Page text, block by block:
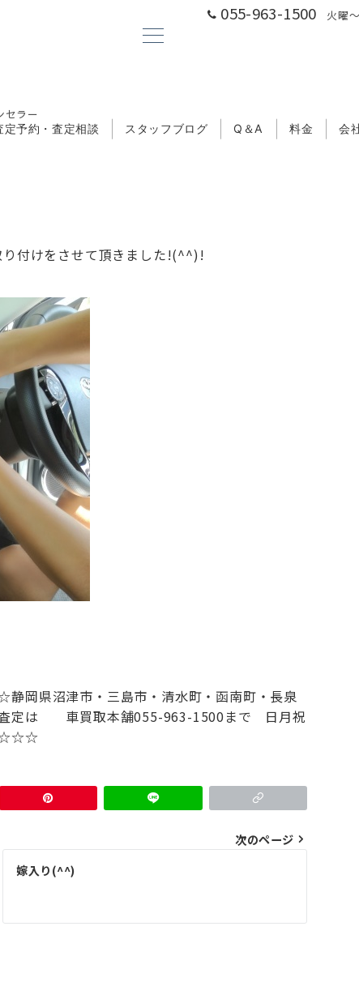
055-963-1500 火曜
定予約・査定相談 スタッフブログ Q＆A 料金 会
セラー
り付けをさせて頂きました!(^^)!
静岡県沼津市・三島市・清水町・函南町 ・長泉
定は 車買取本舗055-963-1500まで 日月祝
次のページ
嫁入り(^^)
お問合せ電話番号
055-963-1500
火曜～土曜 9:00~18:00